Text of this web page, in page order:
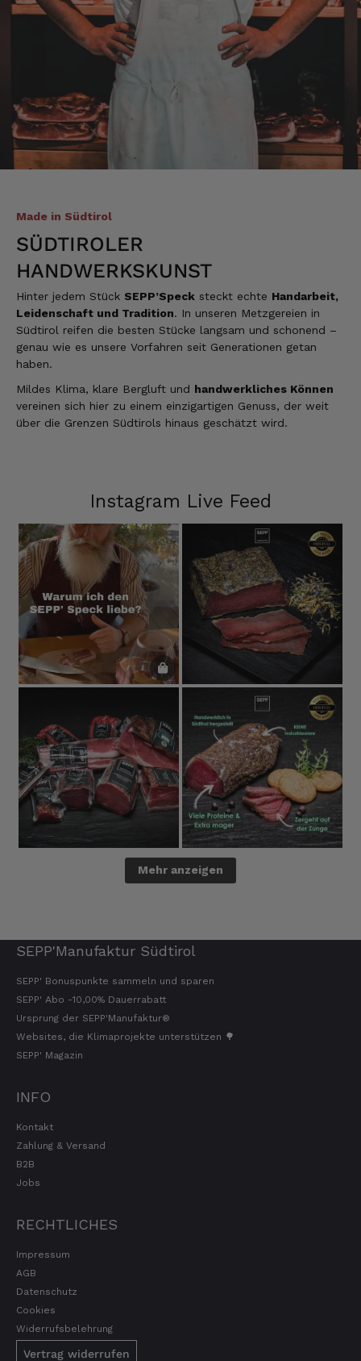
Made in Südtirol
SÜDTIROLER
HANDWERKSKUNST
Hinter jedem Stück SEPP’Speck steckt echte Handarbeit,
Leidenschaft und Tradition. In unseren Metzgereien in
Südtirol reifen die besten Stücke langsam und schonend –
genau wie es unsere Vorfahren seit Generationen getan
haben.
Mildes Klima, klare Bergluft und handwerkliches Können
vereinen sich hier zu einem einzigartigen Genuss, der weit
über die Grenzen Südtirols hinaus geschätzt wird.
Instagram Live Feed
Mehr anzeigen
SEPP'Manufaktur Südtirol
SEPP' Bonuspunkte sammeln und sparen
SEPP' Abo -10,00% Dauerrabatt
Ursprung der SEPP'Manufaktur®
Websites, die Klimaprojekte unterstützen 🌳
SEPP' Magazin
INFO
Kontakt
Zahlung & Versand
B2B
Jobs
RECHTLICHES
Impressum
AGB
Datenschutz
Cookies
Widerrufsbelehrung
Vertrag widerrufen
Sebastian
Verifizierter Kunde
... schnelle Lieferung, super Service und die
Ware( Probierpaket und Speck "Herzstück")
sieht hervorragend aus und schmeckt auch
dementsprechend...
4.8.2026
beschädigt. Aber sonst war alles super!!!
Alle Bewertungen Lesen